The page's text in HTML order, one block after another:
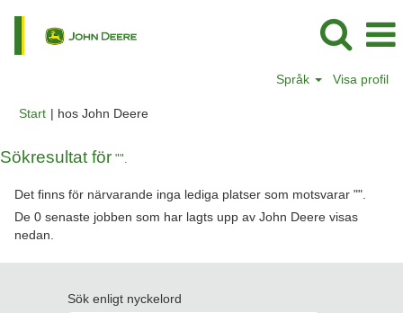
Språk Visa profil
Start | hos John Deere(aktuell
Sökresultat för "".
Det finns för närvarande inga lediga platser som motsvarar "".
De 0 senaste jobben som har lagts upp av John Deere visas
nedan.
Sök enligt nyckelord